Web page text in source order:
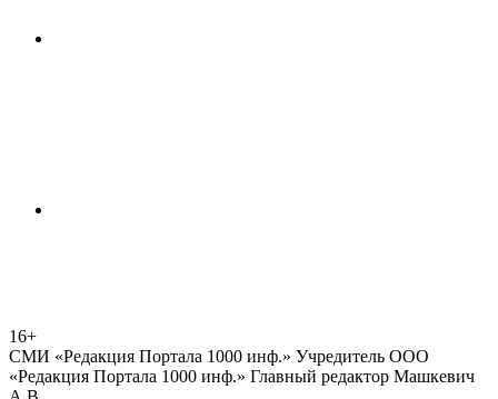
16+
СМИ «Редакция Портала 1000 инф.» Учредитель ООО
«Редакция Портала 1000 инф.» Главный редактор Машкевич